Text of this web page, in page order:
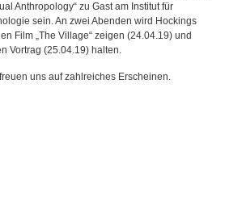
Anthropology“ zu Gast am Institut für
sein. An zwei Abenden wird Hockings
Film „The Village“ zeigen (24.04.19) und
Vortrag (25.04.19) halten.
uns auf zahlreiches Erscheinen.